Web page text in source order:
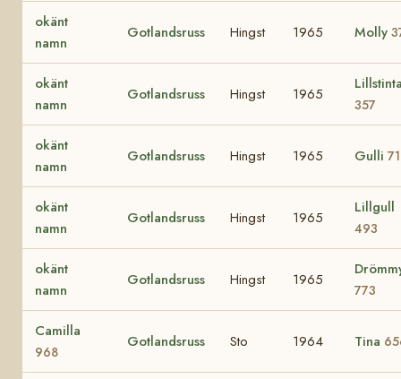
okänt
namn
Gotlandsruss Hingst 1965 Molly
okänt
namn
Gotlandsruss Hingst 1965
357
okänt
namn
Gotlandsruss Hingst 1965 Gulli
okänt
namn
Gotlandsruss Hingst 1965
Lillgull
493
okänt
namn
Gotlandsruss Hingst 1965
773
Camilla
968
Gotlandsruss Sto 1964 Tina